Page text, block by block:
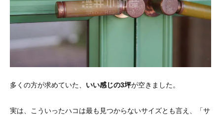
多くの方が求めていた、 いい感じの3坪が空きました。
実は、こういったハコは最も見つからないサイズとも言え、「サ